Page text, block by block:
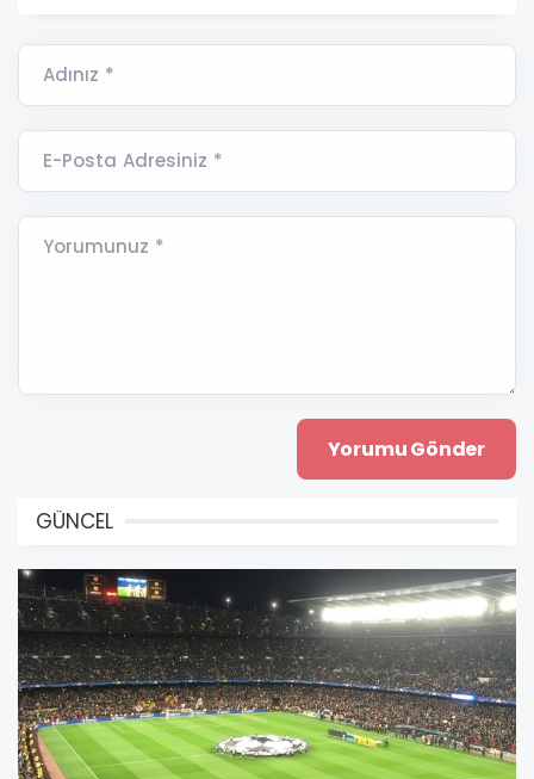
Adınız *
E-Posta Adresiniz *
Yorumunuz *
GÜNCEL